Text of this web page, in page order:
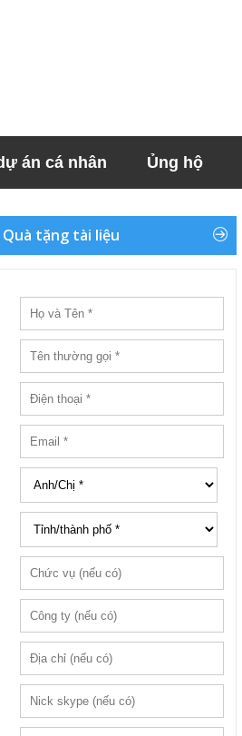
án cá nhân Ủng hộ
Quà tặng tài liệu